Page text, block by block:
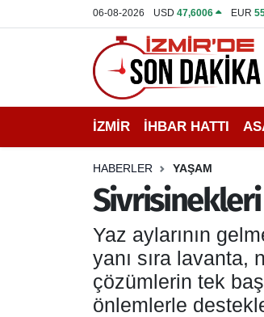
06-08-2026 USD47,6006 EUR
İZMİR İHBAR HATTI
HABERLER YAŞAM
Yaz aylarının
yanı sıra
çözümlerin tek
önlemlerle
İHBAR HATTI
DEPREM
EKONOMİ
SİYASET
İzmir Nöbetçi Eczaneler
İzmir Hava Durumu
İzmir Namaz Vakitleri
İzmir Trafik Yoğunluk Haritası
Puan Durumu ve Fikstür
Tüm Manşetler
Son Dakika Haberleri